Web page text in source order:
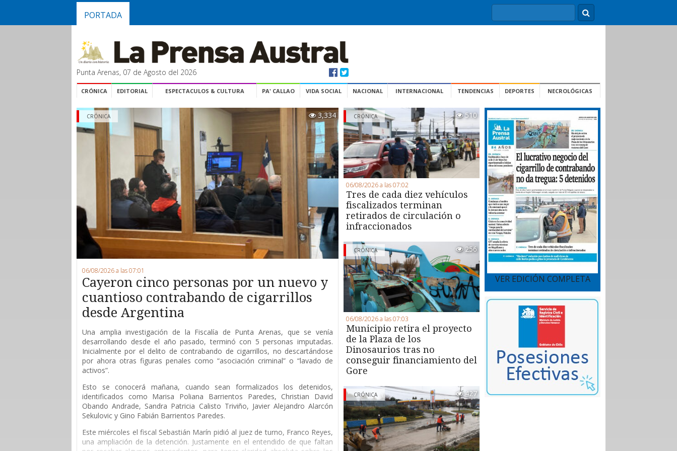
PORTADA
Punta Arenas, 07 de Agosto del 2026
CRÓNICA EDITORIAL ESPECTACULOS & CULTURA PA' CALLAO VIDA SOCIAL NACIONAL INTERNACIONAL TENDENCIAS DEPORTES NECROLÓGICAS
3,334
CRÓNICA
06/08/2026 a las 07:01
Cayeron cinco personas por un nuevo y
cuantioso contrabando de cigarrillos
desde Argentina
Una amplia investigación de la Fiscalía de Punta Arenas, que se venía
desarrollando desde el año pasado, terminó con 5 personas imputadas.
Inicialmente por el delito de contrabando de cigarrillos, no descartándose
por ahora otras figuras penales como “asociación criminal” o “lavado de
activos”.
Esto se conocerá mañana, cuando sean formalizados los detenidos,
identificados como Marisa Poliana Barrientos Paredes, Christian David
Obando Andrade, Sandra Patricia Calisto Triviño, Javier Alejandro Alarcón
Sekulovic y Gino Fabián Barrientos Paredes.
Este miércoles el fiscal Sebastián Marín pidió al juez de turno, Franco Reyes,
una ampliación de la detención. Justamente en el entendido de que faltan
CRÓNICA 510
06/08/2026 a las 07:02
Tres de cada diez vehículos
fiscalizados terminan
retirados de circulación o
infraccionados
CRÓNICA 256
06/08/2026 a las 07:03
Municipio retira el proyecto
de la Plaza de los
Dinosaurios tras no
conseguir financiamiento del
Gore
CRÓNICA 427
VER EDICIÓN COMPLETA